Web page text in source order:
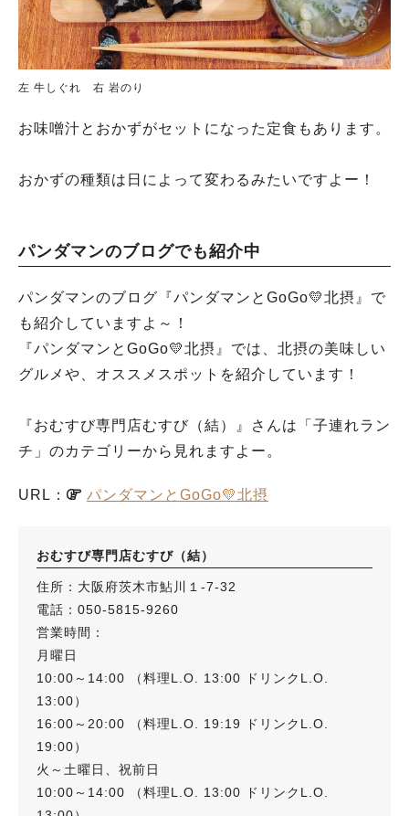
左 牛しぐれ 右 岩のり
お味噌汁とおかずがセットになった定食もあります。
おかずの種類は日によって変わるみたいですよー！
パンダマンのブログでも紹介中
パンダマンのブログ『パンダマンとGoGo💛北摂』で
も紹介していますよ～！
『パンダマンとGoGo💛北摂』では、北摂の美味しい
グルメや、オススメスポットを紹介しています！
『おむすび専門店むすび（結）』さんは「子連れラン
チ」のカテゴリーから見れますよー。
URL： パンダマンとGoGo💛北摂
おむすび専門店むすび（結）
住所：大阪府茨木市鮎川１-7-32
電話：050-5815-9260
営業時間：
月曜日
10:00～14:00 （料理L.O. 13:00 ドリンクL.O.
13:00）
16:00～20:00 （料理L.O. 19:19 ドリンクL.O.
19:00）
火～土曜日、祝前日
10:00～14:00 （料理L.O. 13:00 ドリンクL.O.